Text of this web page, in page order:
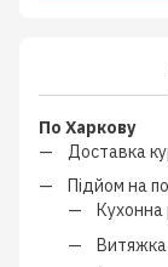
По Харкову
Доставка
Підйом на